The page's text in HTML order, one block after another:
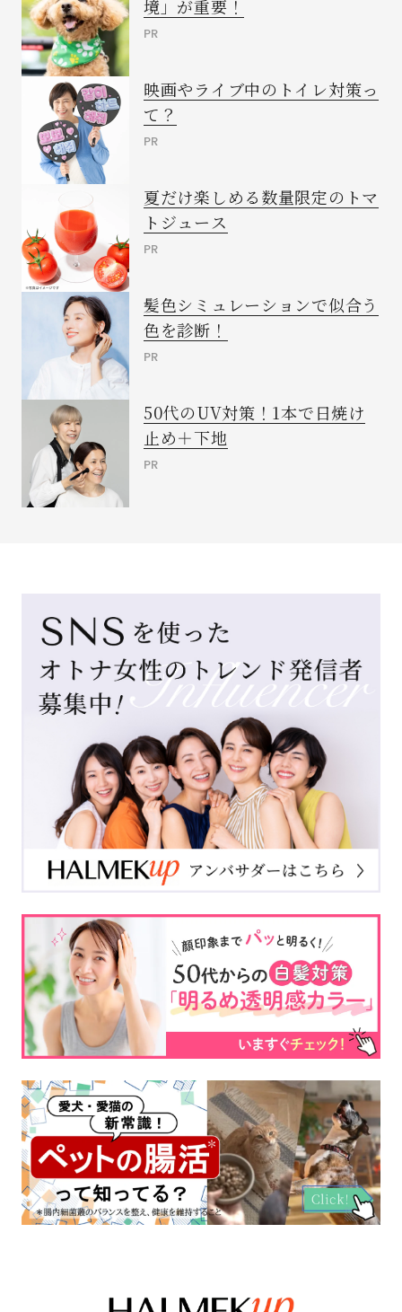
境」が重要！
PR
映画やライブ中のトイレ対策っ
て？
PR
夏だけ楽しめる数量限定のトマ
トジュース
PR
髪色シミュレーションで似合う
色を診断！
PR
50代のUV対策！1本で日焼け
止め＋下地
PR